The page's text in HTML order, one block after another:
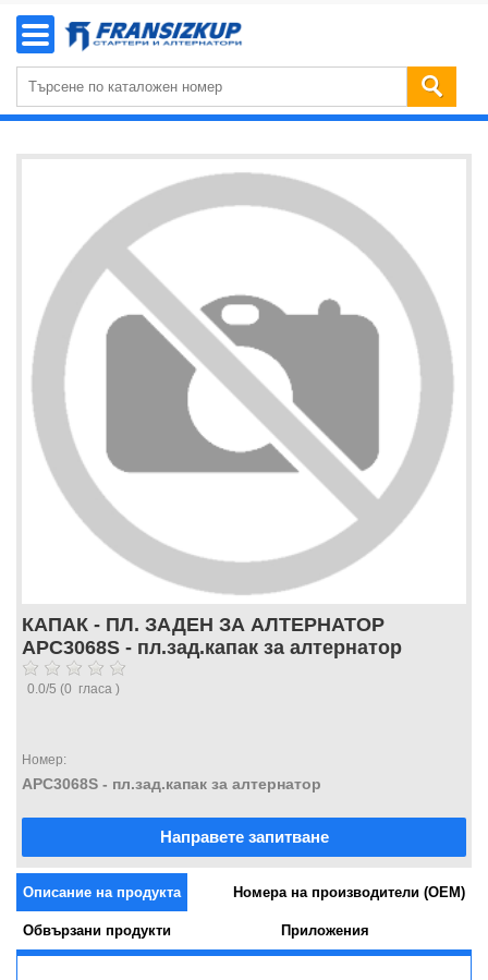
КАПАК - ПЛ. ЗАДЕН ЗА АЛТЕРНАТОР
APC3068S - пл.зад.капак за алтернатор
0.0/5 (0 гласа )
Номер:
APC3068S - пл.зад.капак за алтернатор
Направете запитване
Описание на продукта Номера на производители (OEM)
Обвързани продукти Приложения